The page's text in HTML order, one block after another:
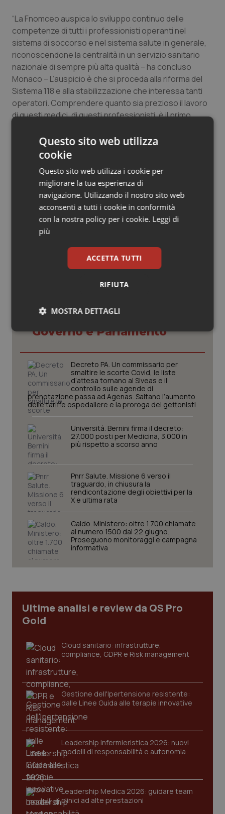
Sangue & coagulazione
Tiroide
Tumore al seno
Tumore ovarico
Tumori del Polmone & Testa Collo
Tumori gastrointestinali
Ulcera & Reflusso
Vaccini
“La Fnomceo auspica lo sviluppo continuo delle
competenze di tutti i professionisti operanti nel
sistema di soccorso e nel sistema salute in generale,
riconoscendone la centralità in un servizio sanitario
nazionale di sempre più alta qualità – ha concluso
Monaco – L’auspicio è che si proceda alla riforma del
Sistema 118 e alla stabilizzazione che interessa tanti
operatori. Comprendere quanto sia prezioso il lavoro
di questi medici, di questi professionisti, è il primo
adeguati, per appropriatezza, efficacia, efficienza. E,
in primis, per quanto riguarda la sicurezza degli
accaduto durante la pandemia, ad aggressioni e al
burnout”.
09 Settembre 2021
© Riproduzione riservata
Potrebbe interessarti in
Governo e Parlamento
Decreto PA. Un commissario per
smaltire le scorte Covid, le liste
d’attesa tornano al Siveas e il
controllo sulle agende di
prenotazione passa ad Agenas. Saltano l’aumento
delle tariffe ospedaliere e la proroga dei gettonisti
Università. Bernini firma il decreto:
27.000 posti per Medicina, 3.000 in
più rispetto a scorso anno
Pnrr Salute. Missione 6 verso il
traguardo, in chiusura la
rendicontazione degli obiettivi per la
X e ultima rata
Caldo. Ministero: oltre 1.700 chiamate
al numero 1500 dal 22 giugno.
Proseguono monitoraggi e campagna
informativa
Ultime analisi e review da QS Pro
Gold
Cloud sanitario: infrastrutture,
compliance, GDPR e Risk management
Gestione dell'Ipertensione resistente:
dalle Linee Guida alle terapie innovative
Leadership Infermieristica 2026: nuovi
modelli di responsabilità e autonomia
Leadership Medica 2026: guidare team
clinici ad alte prestazioni
Questo sito web utilizza
cookie
Questo sito web utilizza i cookie per
migliorare la tua esperienza di
navigazione. Utilizzando il nostro sito web
acconsenti a tutti i cookie in conformità
con la nostra policy per i cookie. Leggi di
più
ACCETTA TUTTI
RIFIUTA
MOSTRA DETTAGLI
Necessari Statistici Marketing
Necessari Statistici Marketing
sito web abilitandone funzionalità di base quali la
navigazione sulle pagine e l'accesso alle aree
protette del sito. Il sito web non è in grado di
funzionare correttamente senza questi cookie.
VISITOR_PRIVACY_METADATA
YouTube
.youtube.com
CookieScriptConsent
CookieScript
www.quotidianosanita.it
tracking-enable